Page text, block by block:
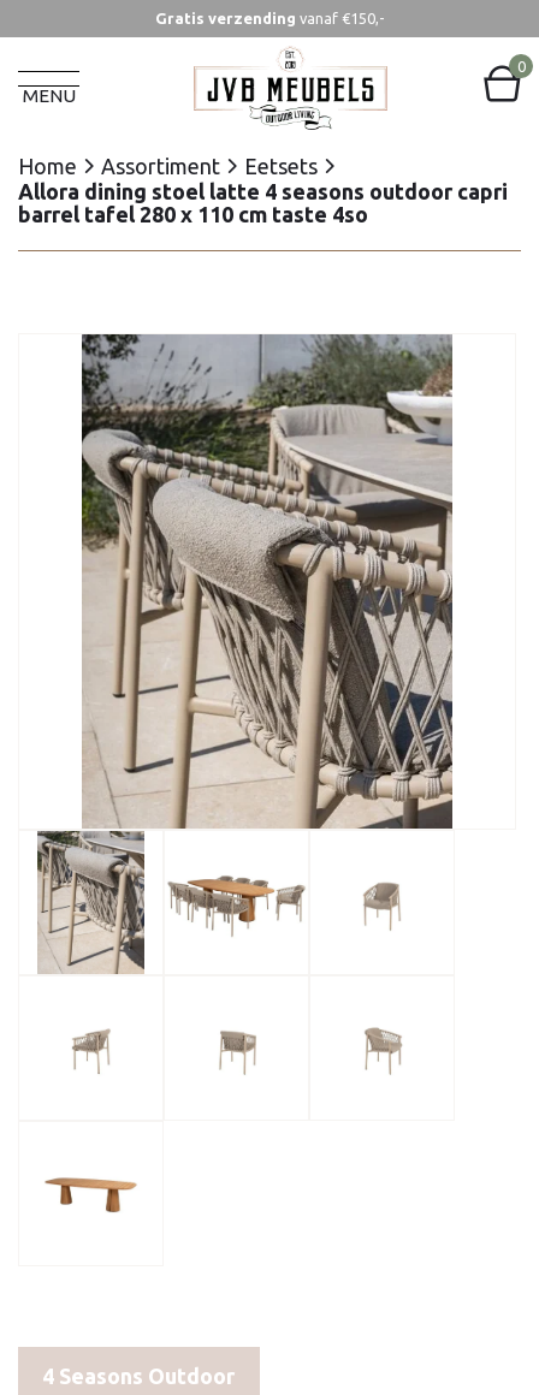
Gratis verzending vanaf €150,-
MENU
0
Home Assortiment
Eetsets
Allora dining stoel latte 4 seasons outdoor capri
barrel tafel 280 x 110 cm taste 4so
Home Assortiment
Eetsets
Allora dining stoel latte 4 seasons outdoor capri
barrel tafel 280 x 110 cm taste 4so
4 Seasons Outdoor